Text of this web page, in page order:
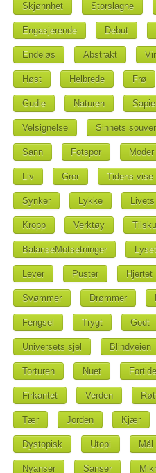
Skjønnhet Storslagne
Engasjerende Debut
Endeløs Abstrakt
Høst Helbrede Frø
Gudie Naturen
Velsignelse Sinnets
Sann Fotspor
Liv Gror Tidens vise
Synker Lykke
Kropp Verktøy
BalanseMotsetninger Lyset
Lever Puster Hjertet
Svømmer Drømmer
Fengsel Trygt Godt
Universets sjel Blindveien
Torturen Nuet
Firkantet Verden
Tær Jorden Kjær
Dystopisk Utopi Mål
Nyanser Sanser